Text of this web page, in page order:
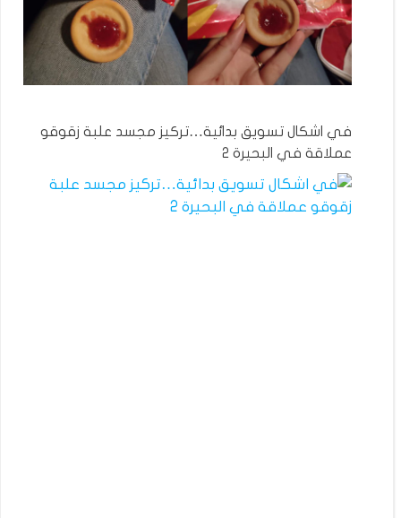
في اشكال تسويق بدائية…تركيز مجسد علبة زقوقو
عملاقة في البحيرة 2